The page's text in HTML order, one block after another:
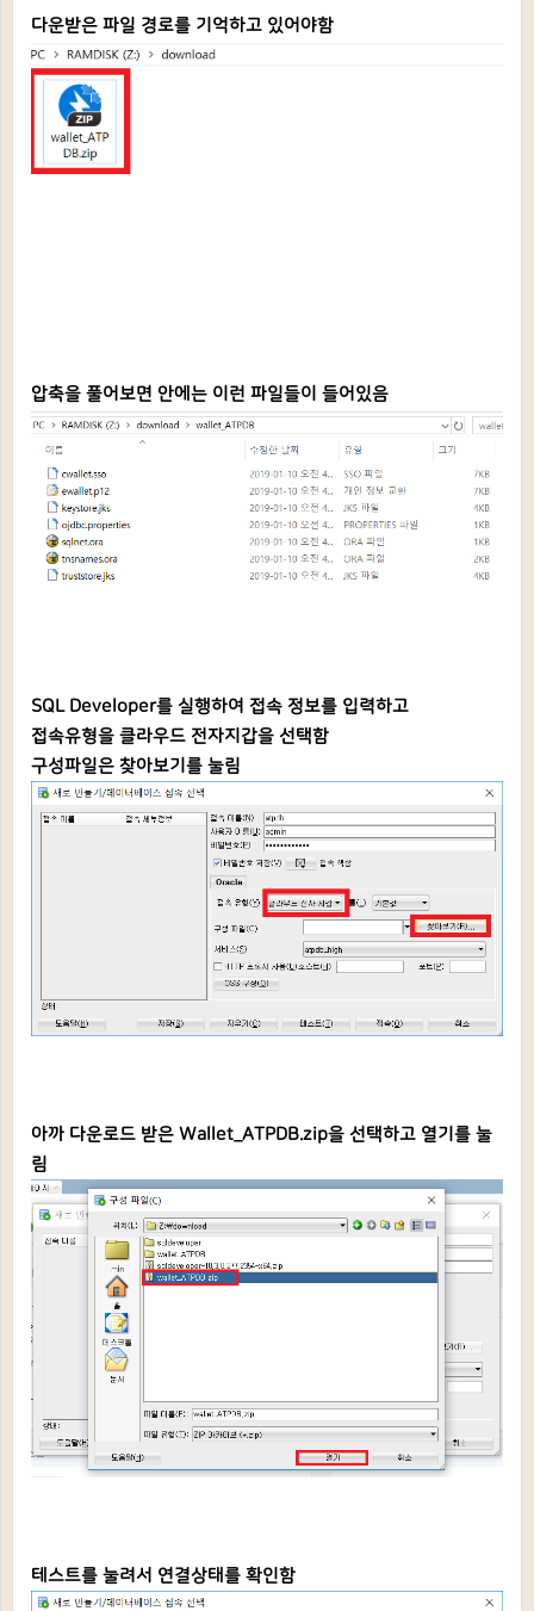
다운받은 파일 경로를 기억하고 있어야함
압축을 풀어보면 안에는 이런 파일들이 들어있음
SQL Developer를 실행하여 접속 정보를 입력하고
접속유형을 클라우드 전자지갑을 선택함
구성파일은 찾아보기를 눌림
아까 다운로드 받은 Wallet_ATPDB.zip을 선택하고 열기를 눌
림
테스트를 눌려서 연결상태를 확인함